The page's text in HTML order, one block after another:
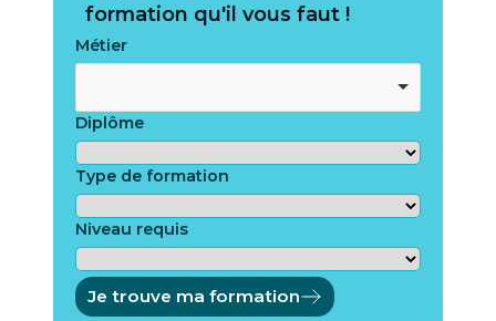
formation qu'il vous faut !
Métier
Diplôme
Type de formation
Niveau requis
Je trouve ma formation